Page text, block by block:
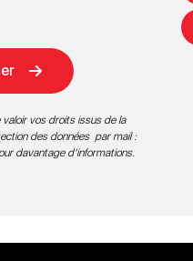
vos droits issus de la
des données par mail :
davantage d’informations.